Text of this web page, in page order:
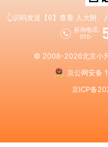
👆识码发送【6】查看 人大附
咨询电话:
010-
© 2008-2026北京小
京公网安备
京ICP备